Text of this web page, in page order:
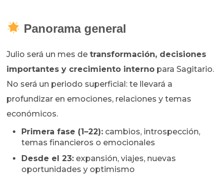
Panorama general
Julio será un mes detransformación, decisiones
importantes y crecimiento interno para Sagitario.
No será un periodo superficial: te llevará a
profundizar en emociones, relaciones y temas
económicos.
Primera fase (1–22): cambios, introspección,
temas financieros o emocionales
Desde el 23: expansión, viajes, nuevas
oportunidades y optimismo